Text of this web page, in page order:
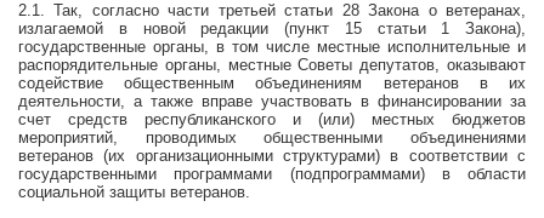
2.1. Так, согласно части третьей статьи 28 Закона о ветеранах,
излагаемой в новой редакции (пункт 15 статьи 1 Закона),
государственные органы, в том числе местные исполнительные и
распорядительные органы, местные Советы депутатов, оказывают
содействие общественным объединениям ветеранов в их
деятельности, а также вправе участвовать в финансировании за
счет средств республиканского и (или) местных бюджетов
мероприятий, проводимых общественными объединениями
ветеранов (их организационными структурами) в соответствии с
государственными программами (подпрограммами) в области
социальной защиты ветеранов.